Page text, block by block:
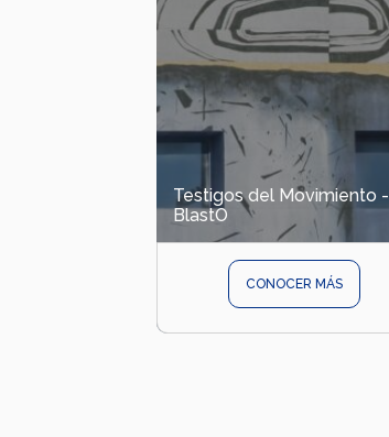
Testigos del Movimiento -
BlastO
CONOCER MÁS